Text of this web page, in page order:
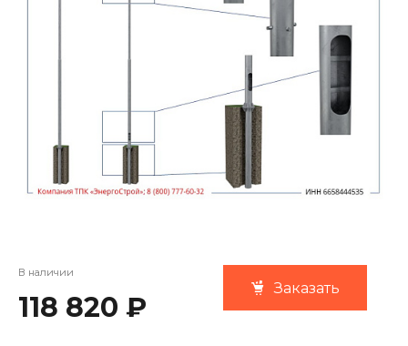
В наличии
118 820 ₽
Заказать